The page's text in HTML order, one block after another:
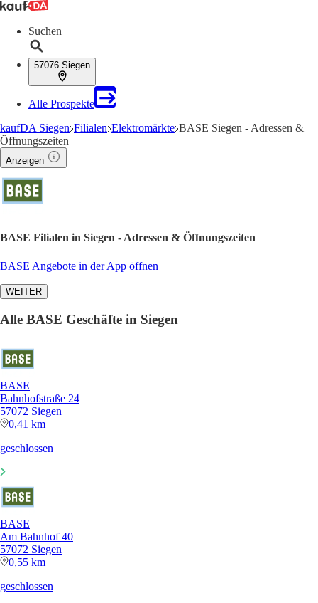
Suchen
57076 Siegen
Alle Prospekte
kaufDA Siegen Filialen Elektromärkte BASE Siegen - Adressen &
Öffnungszeiten
Anzeigen
BASE Filialen in Siegen - Adressen & Öffnungszeiten
BASE Angebote in der App öffnen
WEITER
Alle BASE Geschäfte in Siegen
BASE
Bahnhofstraße 24
57072 Siegen
0,41 km
geschlossen
BASE
Am Bahnhof 40
57072 Siegen
0,55 km
geschlossen